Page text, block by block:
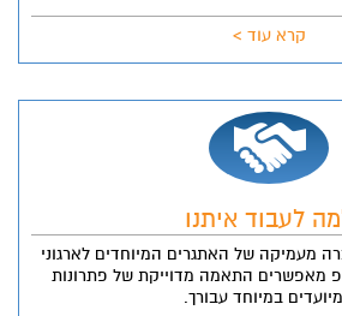
קרא עוד >
לעבוד איתנו
מעמיקה של האתגרים המיוחדים לארגוני
מאפשרים התאמה מדוייקת של פתרונות
במיוחד עבורך.